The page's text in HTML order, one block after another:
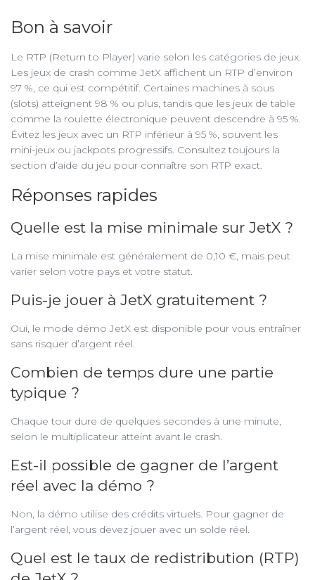
Bon à savoir
Le RTP (Return to Player) varie selon les catégories de jeux.
Les jeux de crash comme JetX affichent un RTP d’environ
97 %, ce qui est compétitif. Certaines machines à sous
(slots) atteignent 98 % ou plus, tandis que les jeux de table
comme la roulette électronique peuvent descendre à 95 %.
Évitez les jeux avec un RTP inférieur à 95 %, souvent les
mini-jeux ou jackpots progressifs. Consultez toujours la
section d’aide du jeu pour connaître son RTP exact.
Réponses rapides
Quelle est la mise minimale sur JetX ?
La mise minimale est généralement de 0,10 €, mais peut
varier selon votre pays et votre statut.
Puis-je jouer à JetX gratuitement ?
Oui, le mode démo JetX est disponible pour vous entraîner
sans risquer d’argent réel.
Combien de temps dure une partie
typique ?
Chaque tour dure de quelques secondes à une minute,
selon le multiplicateur atteint avant le crash.
Est-il possible de gagner de l’argent
réel avec la démo ?
Non, la démo utilise des crédits virtuels. Pour gagner de
l’argent réel, vous devez jouer avec un solde réel.
Quel est le taux de redistribution (RTP)